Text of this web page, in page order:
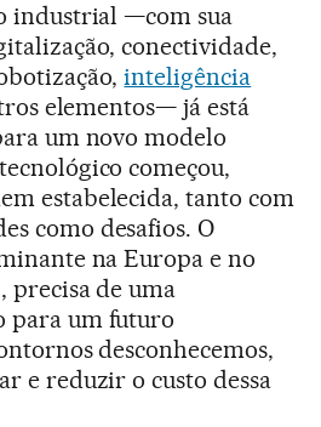
industrial —com sua
conectividade,
inteligência
elementos— já está
um novo modelo
começou,
estabelecida, tanto com
como desafios. O
na Europa e no
precisa de uma
para um futuro
desconhecemos,
e reduzir o custo dessa